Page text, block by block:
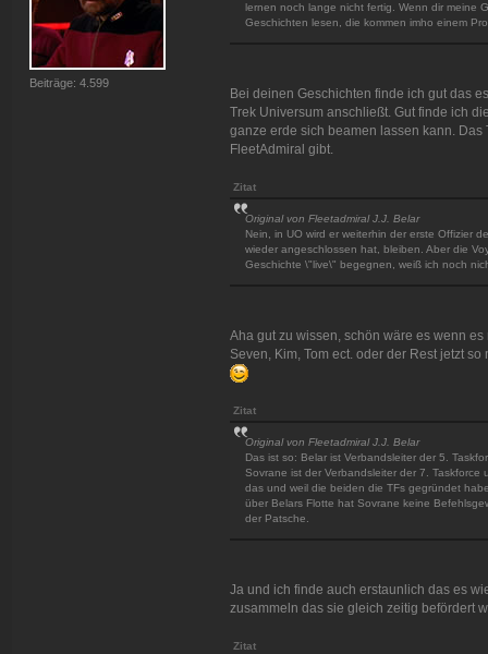
Beiträge: 4.599
lernen noch lange nicht fertig. Wenn dir meine
Geschichten lesen, die kommen imho einem
Bei deinen Geschichten finde ich gut das
Trek Universum anschließt. Gut finde ich
ganze erde sich beamen lassen kann.
FleetAdmiral gibt.
Zitat
Original von Fleetadmiral J.J. Belar
Nein, in UO wird er weiterhin der erste Offizier
wieder angeschlossen hat, bleiben. Aber die
Geschichte \"live\" begegnen, weiß ich noch
Aha gut zu wissen, schön wäre es wenn
Seven, Kim, Tom ect. oder der Rest jetzt
Zitat
Original von Fleetadmiral J.J. Belar
Das ist so: Belar ist Verbandsleiter der 5.
Sovrane ist der Verbandsleiter der 7. Taskforce
das und weil die beiden die TFs gegründet
über Belars Flotte hat Sovrane keine
der Patsche.
Ja und ich finde auch erstaunlich das es
zusammeln das sie gleich zeitig befördert
Zitat